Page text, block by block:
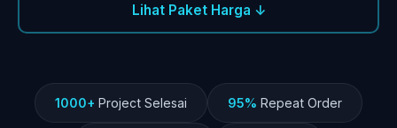
Lihat Paket Harga ↓
1000+ Project Selesai 95% Repeat Order